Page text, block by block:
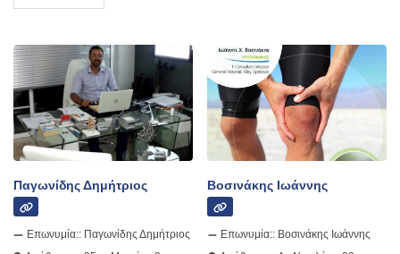
Παγωνίδης Δημήτριος
Επωνυμία:: Παγωνίδης Δημήτριος
Βοσινάκης Ιωάννης
Επωνυμία:: Βοσινάκης Ιωάννης